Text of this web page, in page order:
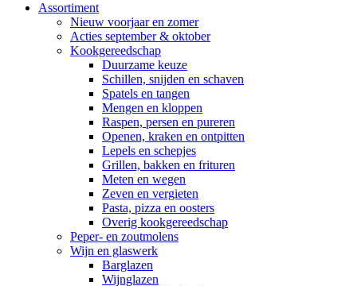
Assortiment
Nieuw voorjaar en zomer
Acties september & oktober
Kookgereedschap
Duurzame keuze
Schillen, snijden en schaven
Spatels en tangen
Mengen en kloppen
Raspen, persen en pureren
Openen, kraken en ontpitten
Lepels en schepjes
Grillen, bakken en frituren
Meten en wegen
Zeven en vergieten
Pasta, pizza en oosters
Overig kookgereedschap
Peper- en zoutmolens
Wijn en glaswerk
Barglazen
Wijnglazen